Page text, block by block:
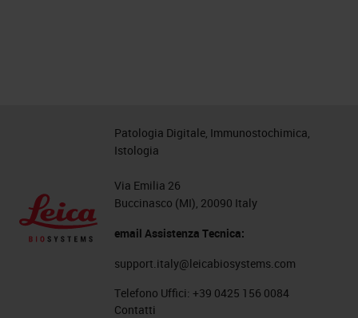
Patologia Digitale, Immunostochimica,
Istologia
Via Emilia 26
Buccinasco (MI), 20090 Italy
email Assistenza Tecnica:
support.italy@leicabiosystems.com
Telefono Uffici: +39 0425 156 0084
Contatti